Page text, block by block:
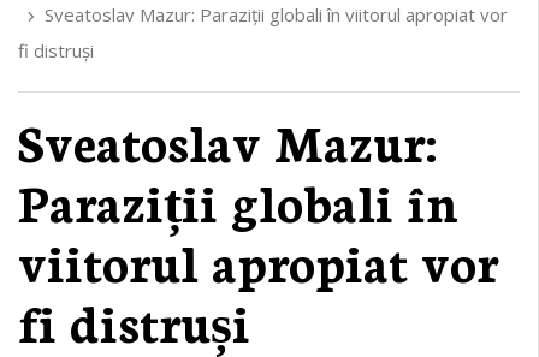
Sveatoslav Mazur: Paraziții globali în viitorul apropiat vor
fi distruși
Sveatoslav Mazur:
Paraziții globali în
viitorul apropiat vor
fi distruși